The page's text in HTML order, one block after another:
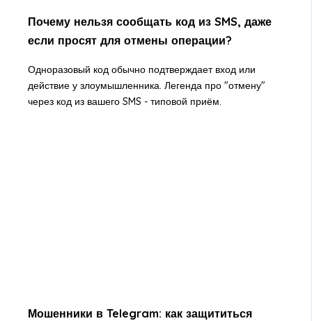
Почему нельзя сообщать код из SMS, даже
если просят для отмены операции?
Одноразовый код обычно подтверждает вход или
действие у злоумышленника. Легенда про "отмену"
через код из вашего SMS - типовой приём.
Мошенники в Telegram: как защититься